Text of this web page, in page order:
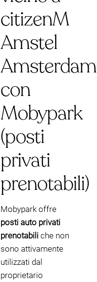
citizenM
Amstel
Amsterdam
con
Mobypark
(posti
privati
prenotabili)
Mobypark offre
posti auto privati
prenotabili che non
sono attivamente
utilizzati dal
proprietario